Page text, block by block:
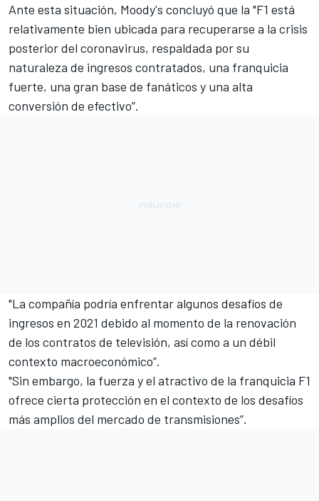
Ante esta situación, Moody's concluyó que la "F1 está
relativamente bien ubicada para recuperarse a la crisis
posterior del coronavirus, respaldada por su
naturaleza de ingresos contratados, una franquicia
fuerte, una gran base de fanáticos y una alta
conversión de efectivo”.
"La compañía podría enfrentar algunos desafíos de
ingresos en 2021 debido al momento de la renovación
de los contratos de televisión, así como a un débil
contexto macroeconómico”.
"Sin embargo, la fuerza y ​​el atractivo de la franquicia F1
ofrece cierta protección en el contexto de los desafíos
más amplios del mercado de transmisiones”.